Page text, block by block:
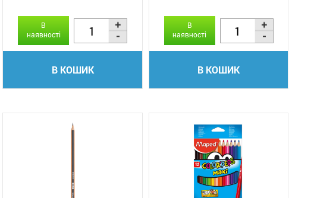
В
наявності
В КОШИК
В
наявності
В КОШИК